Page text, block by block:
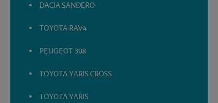
DACIA SANDERO
TOYOTA RAV4
PEUGEOT 308
TOYOTA YARIS CROSS
TOYOTA YARIS